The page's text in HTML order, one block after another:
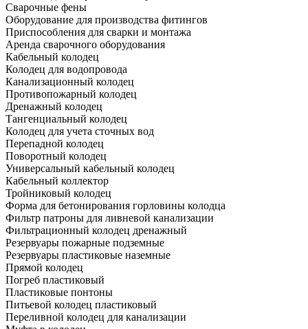
Сварочные фены
Оборудование для производства фитингов
Приспособления для сварки и монтажа
Аренда сварочного оборудования
Кабельный колодец
Колодец для водопровода
Канализационный колодец
Противопожарный колодец
Дренажный колодец
Тангенциальный колодец
Колодец для учета сточных вод
Перепадной колодец
Поворотный колодец
Универсальный кабельный колодец
Кабельный коллектор
Тройниковый колодец
Форма для бетонирования горловины колодца
Фильтр патроны для ливневой канализации
Фильтрационный колодец дренажный
Резервуары пожарные подземные
Резервуары пластиковые наземные
Прямой колодец
Погреб пластиковый
Пластиковые понтоны
Питьевой колодец пластиковый
Переливной колодец для канализации